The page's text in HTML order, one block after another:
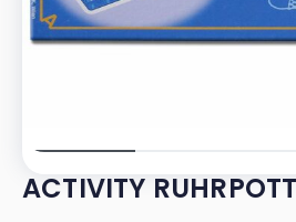
ACTIVITY RUHRPOTT